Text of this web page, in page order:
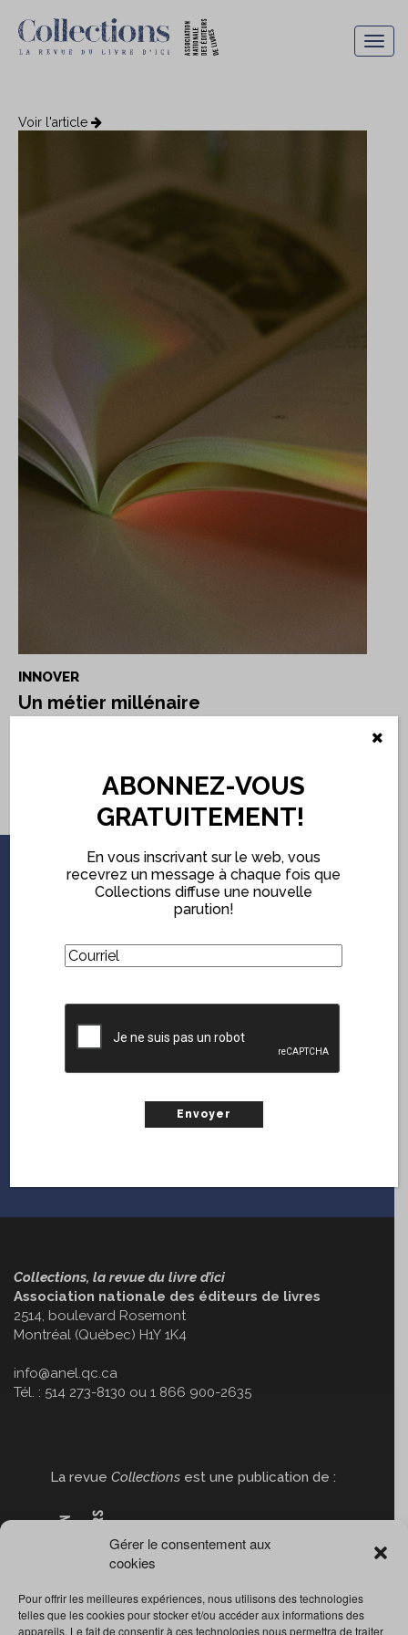
Gérer le consentement aux
cookies
Pour offrir les meilleures expériences, nous utilisons des technologies
telles que les cookies pour stocker et/ou accéder aux informations des
appareils. Le fait de consentir à ces technologies nous permettra de traiter
Voir l'article
INNOVER
Un métier millénaire
Hélène Bughin
ABONNEZ-VOUS
GRATUITEMENT!
En vous inscrivant sur le web, vous serez notifié chaque
fois queCollectionsdiffuse une nouvelle parution.
Collections, la revue du livre d’ici
Association nationale des éditeurs de livres
2514, boulevard Rosemont
Montréal (Québec) H1Y 1K4
info@anel.qc.ca
Tél. : 514 273-8130 ou 1 866 900-2635
La revue Collections est une publication de :
ABONNEZ-VOUS
GRATUITEMENT!
En vous inscrivant sur le web, vous
recevrez un message à chaque fois que
Collections diffuse une nouvelle
parution!
Courriel(Nécessaire)